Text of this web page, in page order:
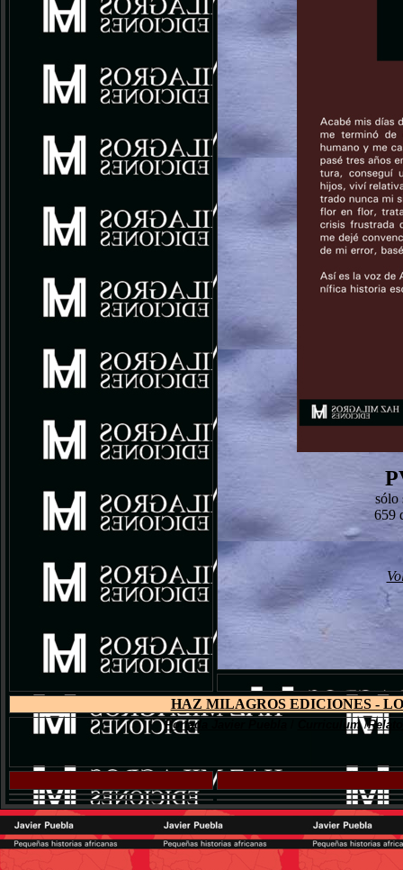
sólo
659
HAZ MILAGROS EDICIONES -
Portada Javier Puebla Curriculum/